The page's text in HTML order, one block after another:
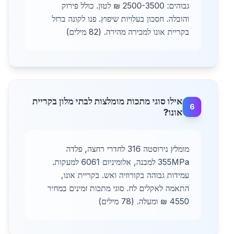
גבוהים: 2500-3500 ₪ לטון. כולל פירוק
והובלה. חסכון בעלויות שיפוץ. פנו לקונה ברזל
בקריית אונו למכירה מהירה. (82 מילים)
6
אילו סוגי מתכות מומלצות לבתי מלון בקריית
אונו?
מומלץ נירוסטה 316 לחדרי רחצה, פלדה
355MPa למבנה, אלומיניום 6061 למעקות.
עמידות גבוהה בקורוזיה ואש. בקריית אונו,
התאמה לאקלים לח. סוגי מתכות זמינים במחיר
4550 ₪ ומעלה. (78 מילים)